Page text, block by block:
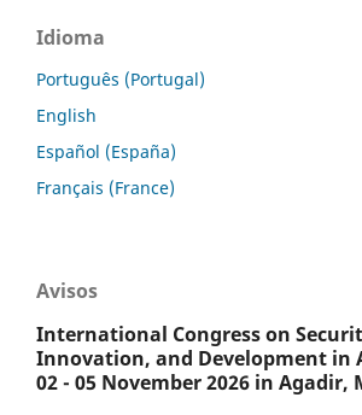
Idioma
Português (Portugal)
English
Español (España)
Français (France)
Avisos
International Congress on
Innovation, and Development in
02 - 05 November 2026 in Agadir,